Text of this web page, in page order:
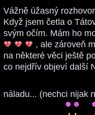
Vážně úžasný
Když jsem četla o
svým očím. Mám ho
, ale zároveň
na některé věci ještě
co nejdřív objeví další
náladu... (nechci nijak